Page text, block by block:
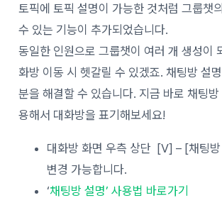
토픽에 토픽 설명이 가능한 것처럼 그룹챗
수 있는 기능이 추가되었습니다.
동일한 인원으로 그룹챗이 여러 개 생성이
화방 이동 시 헷갈릴 수 있겠죠. 채팅방 설
분을 해결할 수 있습니다. 지금 바로 채팅방
용해서 대화방을 표기해보세요!
대화방 화면 우측 상단 [V] – [채팅
변경 가능합니다.
‘채팅방 설명’ 사용법 바로가기